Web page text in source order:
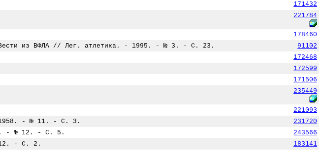
171432
221784
178460
: Вести из ВФЛА // Лег. атлетика. - 1995. - № 3. - С. 23.
91102
172468
172599
171506
235449
221093
- 1958. - № 11. - С. 3.
231720
- № 12. - С. 5.
243566
12. - С. 2.
183141